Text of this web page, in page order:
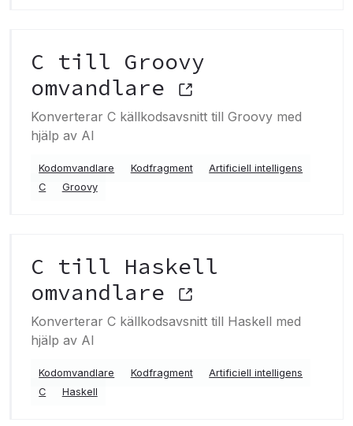
C till Groovy
omvandlare
Konverterar C källkodsavsnitt till Groovy med
hjälp av AI
Kodomvandlare Kodfragment
Artificiell intelligens
C
Groovy
C till Haskell
omvandlare
Konverterar C källkodsavsnitt till Haskell med
hjälp av AI
Kodomvandlare Kodfragment
Artificiell intelligens
C
Haskell